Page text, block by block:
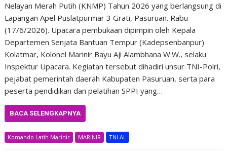
Nelayan Merah Putih (KNMP) Tahun 2026 yang berlangsung di
Lapangan Apel Puslatpurmar 3 Grati, Pasuruan. Rabu
(17/6/2026). Upacara pembukaan dipimpin oleh Kepala
Departemen Senjata Bantuan Tempur (Kadepsenbanpur)
Kolatmar, Kolonel Marinir Bayu Aji Alambhana W.W., selaku
Inspektur Upacara. Kegiatan tersebut dihadiri unsur TNI-Polri,
pejabat pemerintah daerah Kabupaten Pasuruan, serta para
peserta pendidikan dan pelatihan SPPI yang…
BACA SELENGKAPNYA
Komando Latih Marinir MARINIR TNI AL